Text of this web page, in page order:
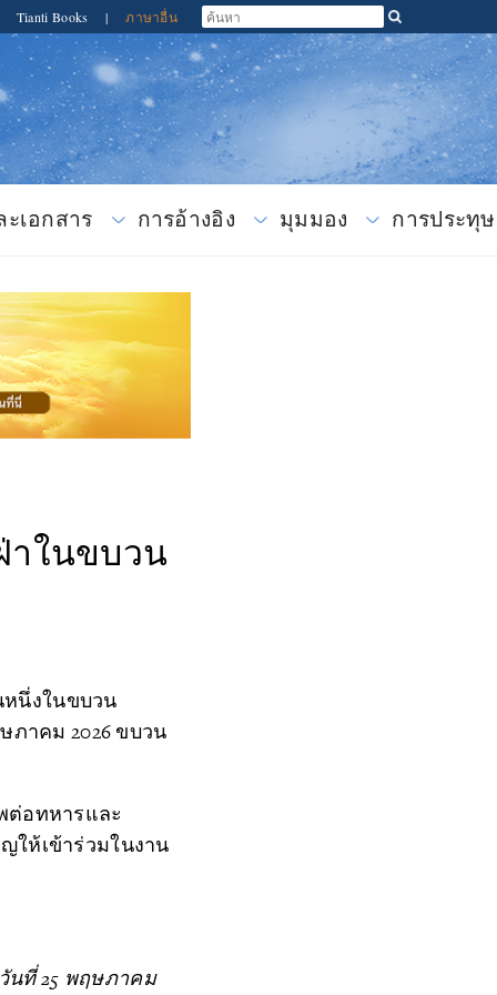
Tianti Books | ภาษาอื่น
เอกสาร การอ้างอิง มุมมอง การประทุ
าในขบวน
หนึ่งในขบวน
ภาคม 2026 ขบวน
ต่อทหารและ
ให้เข้าร่วมในงาน
วันที่ 25 พฤษภาคม